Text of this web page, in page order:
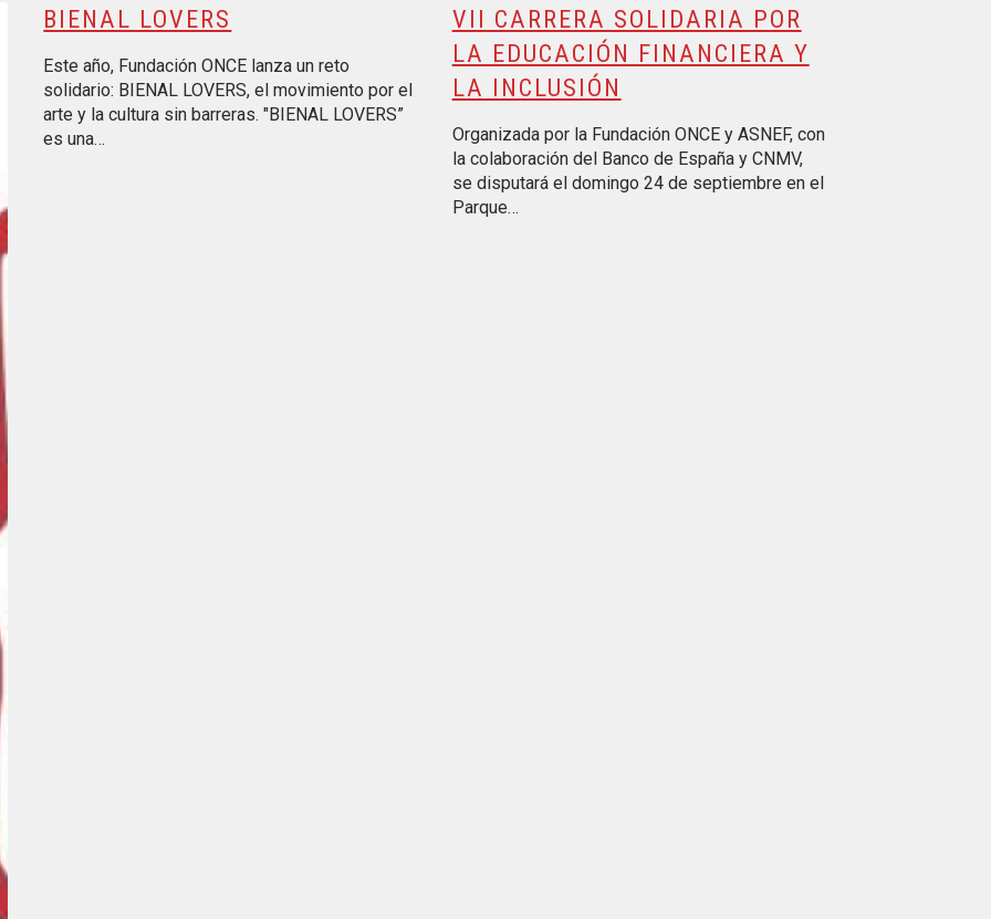
financiera y la inclusión
BIENAL LOVERS
Este año, Fundación ONCE lanza un reto
solidario: BIENAL LOVERS, el movimiento por el
arte y la cultura sin barreras. "BIENAL LOVERS”
es una…
VII CARRERA SOLIDARIA POR
LA EDUCACIÓN FINANCIERA Y
LA INCLUSIÓN
Organizada por la Fundación ONCE y ASNEF, con
la colaboración del Banco de España y CNMV,
se disputará el domingo 24 de septiembre en el
Parque…